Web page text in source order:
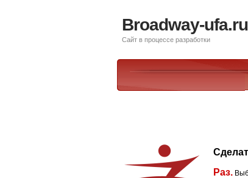
Broadway-ufa.ru
Сайт в процессе разработки
Раз.